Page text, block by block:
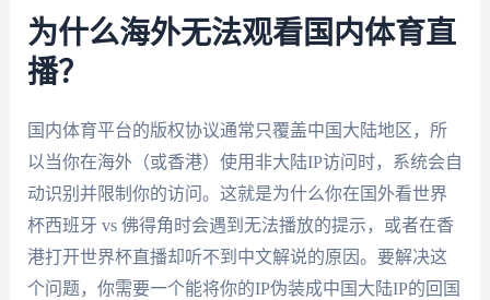
为什么海外无法观看国内体育直
播？
国内体育平台的版权协议通常只覆盖中国大陆地区，所
以当你在海外（或香港）使用非大陆IP访问时，系统会自
动识别并限制你的访问。这就是为什么你在国外看世界
杯西班牙 vs 佛得角时会遇到无法播放的提示，或者在香
港打开世界杯直播却听不到中文解说的原因。要解决这
个问题，你需要一个能将你的IP伪装成中国大陆IP的回国